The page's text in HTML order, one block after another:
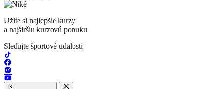
Užite si najlepšie kurzy
a najširšiu kurzovú ponuku
Sledujte športové udalosti